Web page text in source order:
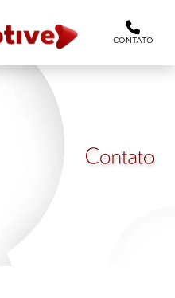
CONTATO